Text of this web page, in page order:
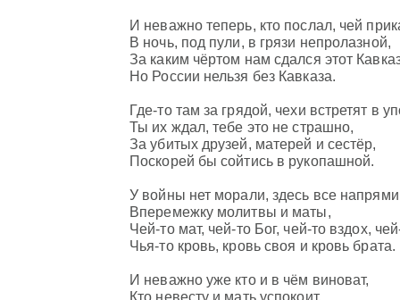
И неважно теперь, кто послал, чей
В ночь, под пули, в грязи непролазной,
За каким чёртом нам сдался этот
Но России нельзя без Кавказа.
Где-то там за грядой, чехи встретят в
Ты их ждал, тебе это не страшно,
За убитых друзей, матерей и сестёр,
Поскорей бы сойтись в рукопашной.
У войны нет морали, здесь все
Вперемежку молитвы и маты,
Чей-то мат, чей-то Бог, чей-то вздох,
Чья-то кровь, кровь своя и кровь брата.
И неважно уже кто и в чём виноват,
Кто невесту и мать успокоит,